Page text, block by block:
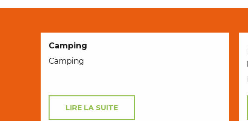
Camping
Camping
LIRE LA SUITE